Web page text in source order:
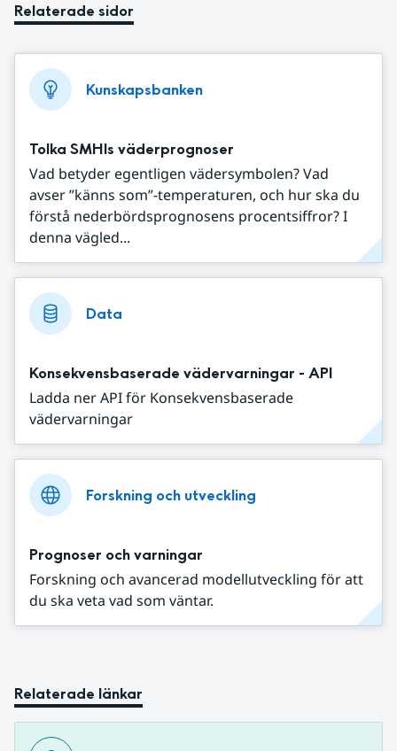
Relaterade sidor
Kunskapsbanken
Tolka SMHIs väderprognoser
Vad betyder egentligen vädersymbolen? Vad
avser ”känns som”-temperaturen, och hur ska du
förstå nederbördsprognosens procentsiffror? I
denna vägled...
Data
Konsekvensbaserade vädervarningar - API
Ladda ner API för Konsekvensbaserade
vädervarningar
Forskning och utveckling
Prognoser och varningar
Forskning och avancerad modellutveckling för att
du ska veta vad som väntar.
Relaterade länkar